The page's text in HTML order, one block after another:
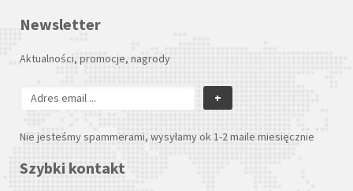
Newsletter
Aktualności, promocje, nagrody
+
Nie jesteśmy spammerami, wysyłamy ok 1-2 maile miesięcznie
Szybki kontakt